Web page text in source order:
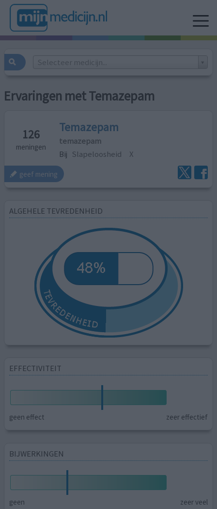
Selecteer medicijn...
Ervaringen met Temazepam
126
meningen
Temazepam
temazepam
Bij Slapeloosheid X
geef mening
ALGEHELE TEVREDENHEID
EFFECTIVITEIT
geen effect zeer effectief
BIJWERKINGEN
geen
zeer veel